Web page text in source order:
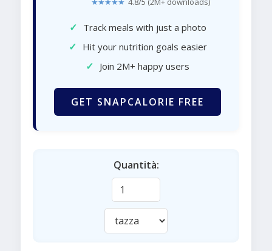
✓ Track meals with just a photo
✓ Hit your nutrition goals easier
✓ Join 2M+ happy users
GET SNAPCALORIE FREE
Quantità: